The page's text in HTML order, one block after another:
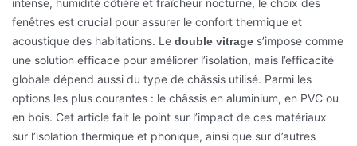
intense, humidité côtière et fraîcheur nocturne, le choix des
fenêtres est crucial pour assurer le confort thermique et
acoustique des habitations. Le double vitrage s’impose comme
une solution efficace pour améliorer l’isolation, mais l’efficacité
globale dépend aussi du type de châssis utilisé. Parmi les
options les plus courantes : le châssis en aluminium, en PVC ou
en bois. Cet article fait le point sur l’impact de ces matériaux
sur l’isolation thermique et phonique, ainsi que sur d’autres